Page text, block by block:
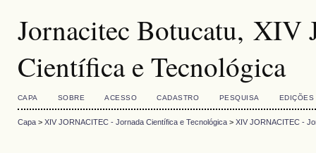
Jornacitec Botucatu, XIV
Científica e Tecnológica
CAPA SOBRE ACESSO CADASTRO PESQUISA EDIÇÕES
Capa> XIV JORNACITEC - Jornada Científica e Tecnológica> XIV JORNACITEC -